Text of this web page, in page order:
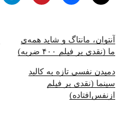
آﻧﺘﻮان، ﻣﺎﻧﺘﺎگ و ﺷﺎﯾﺪ ﻫﻤﻪی
ما (نقدی بر فیلم ۴۰۰ ضربه)
دمیدن نفسی تازه به کالبد
سینما (نقدی بر فیلم
از‌نفس‌افتاده)